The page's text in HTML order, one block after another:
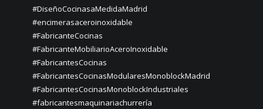
#DiseñoCocinasaMedidaMadrid
#encimerasaceroinoxidable
#FabricanteCocinas
#FabricanteMobiliarioAceroInoxidable
#FabricantesCocinas
#FabricantesCocinasModularesMonoblockMadrid
#FabricantesCocinasMonoblockIndustriales
#fabricantesmaquinariachurrería